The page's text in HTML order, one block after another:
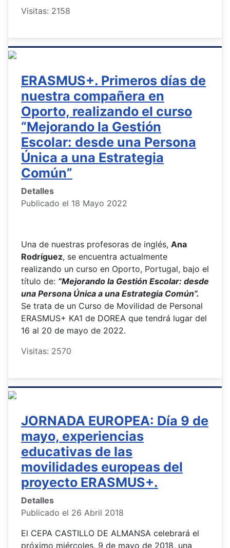
Visitas: 2158
ERASMUS+. Primeros días de
nuestra compañera en
Oporto, realizando el curso
“Mejorando la Gestión
Escolar: desde una Persona
Única a una Estrategia
Común”
Detalles
Publicado el 18 Mayo 2022
Una de nuestras profesoras de inglés, Ana
Rodríguez, se encuentra actualmente
realizando un curso en Oporto, Portugal, bajo el
título de: “Mejorando la Gestión Escolar: desde
una Persona Única a una Estrategia Común”.
Se trata de un Curso de Movilidad de Personal
ERASMUS+ KA1 de DOREA que tendrá lugar del
16 al 20 de mayo de 2022.
Visitas: 2570
JORNADA EUROPEA: Día 9 de
mayo, experiencias
educativas de las
movilidades europeas del
proyecto ERASMUS+.
Detalles
Publicado el 26 Abril 2018
El CEPA CASTILLO DE ALMANSA celebrará el
próximo miércoles, 9 de mayo de 2018, una